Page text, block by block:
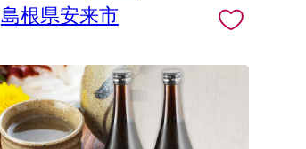
島根県安来市